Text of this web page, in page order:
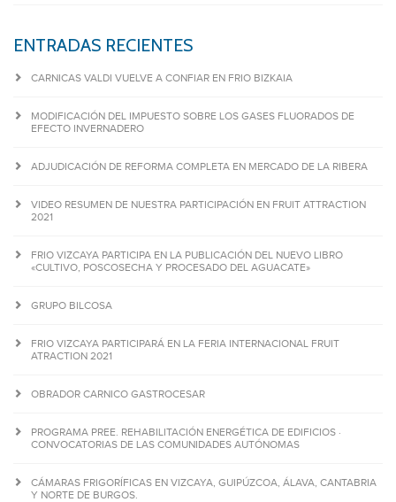
ENTRADAS RECIENTES
CARNICAS VALDI VUELVE A CONFIAR EN FRIO BIZKAIA
MODIFICACIÓN DEL IMPUESTO SOBRE LOS GASES FLUORADOS DE
EFECTO INVERNADERO
ADJUDICACIÓN DE REFORMA COMPLETA EN MERCADO DE LA RIBERA
VIDEO RESUMEN DE NUESTRA PARTICIPACIÓN EN FRUIT ATTRACTION
2021
FRIO VIZCAYA PARTICIPA EN LA PUBLICACIÓN DEL NUEVO LIBRO
«CULTIVO, POSCOSECHA Y PROCESADO DEL AGUACATE»
GRUPO BILCOSA
FRIO VIZCAYA PARTICIPARÁ EN LA FERIA INTERNACIONAL FRUIT
ATRACTION 2021
OBRADOR CARNICO GASTROCESAR
PROGRAMA PREE. REHABILITACIÓN ENERGÉTICA DE EDIFICIOS ·
CONVOCATORIAS DE LAS COMUNIDADES AUTÓNOMAS
CÁMARAS FRIGORÍFICAS EN VIZCAYA, GUIPÚZCOA, ÁLAVA, CANTABRIA
Y NORTE DE BURGOS.